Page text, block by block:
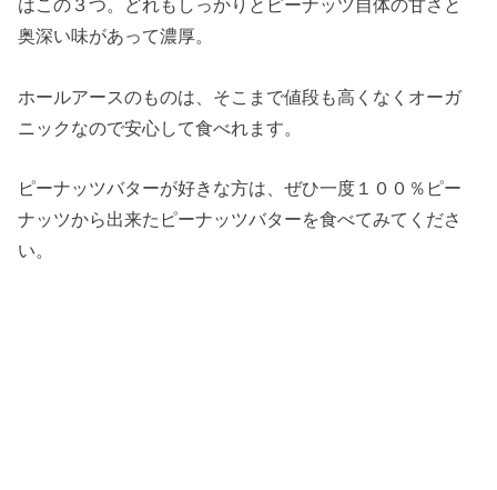
はこの３つ。どれもしっかりとピーナッツ自体の甘さと
奥深い味があって濃厚。
ホールアースのものは、そこまで値段も高くなくオーガ
ニックなので安心して食べれます。
ピーナッツバターが好きな方は、ぜひ一度１００％ピー
ナッツから出来たピーナッツバターを食べてみてくださ
い。